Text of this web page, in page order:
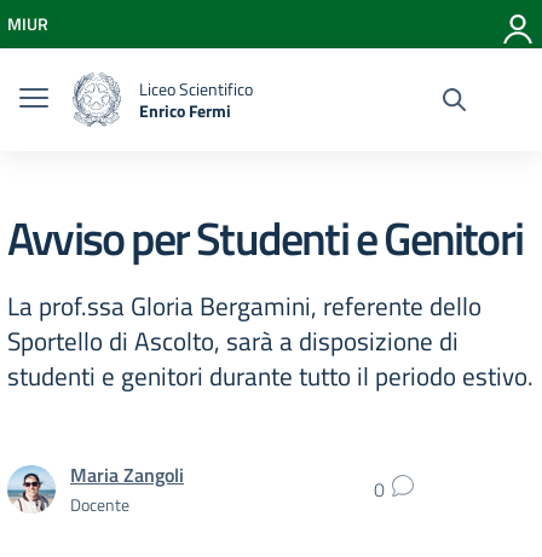
Vai al menu di navigazione
Vai al footer
MIUR
Liceo Scientifico
Enrico Fermi
Avviso per Studenti e Genitori
La prof.ssa Gloria Bergamini, referente dello
Sportello di Ascolto, sarà a disposizione di
studenti e genitori durante tutto il periodo estivo.
Maria Zangoli
Docente 0